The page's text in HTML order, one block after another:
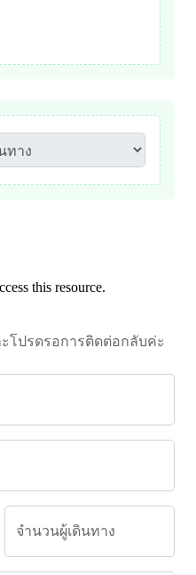
ปรดรอการติดต่อกลับค่ะ
จำนวนผู้เดินทาง